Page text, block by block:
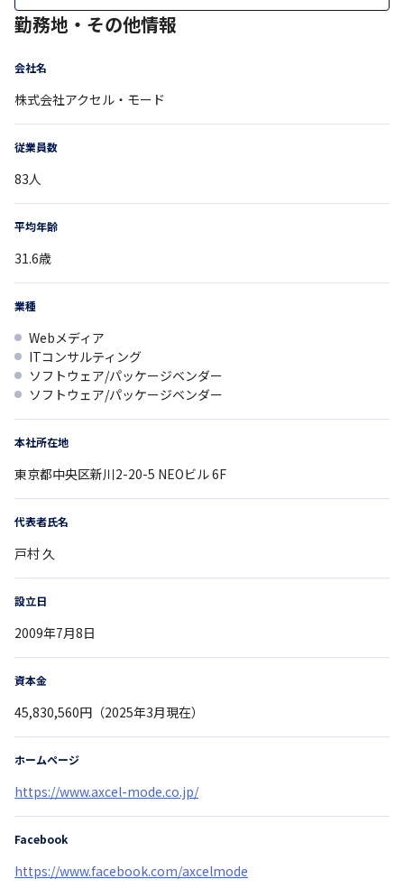
勤務地・その他情報
会社名
株式会社アクセル・モード
従業員数
83人
平均年齢
31.6歳
業種
Webメディア
ITコンサルティング
ソフトウェア/パッケージベンダー
ソフトウェア/パッケージベンダー
本社所在地
東京都中央区新川2-20-5 NEOビル 6F
代表者氏名
戸村 久
設立日
2009年7月8日
資本金
45,830,560円（2025年3月現在）
ホームページ
https://www.axcel-mode.co.jp/
Facebook
https://www.facebook.com/axcelmode